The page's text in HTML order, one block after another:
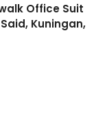
Office Suit
Said, Kuningan,